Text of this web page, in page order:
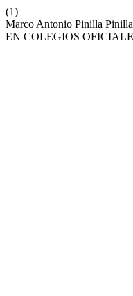
(1)
Marco Antonio Pinilla
EN COLEGIOS